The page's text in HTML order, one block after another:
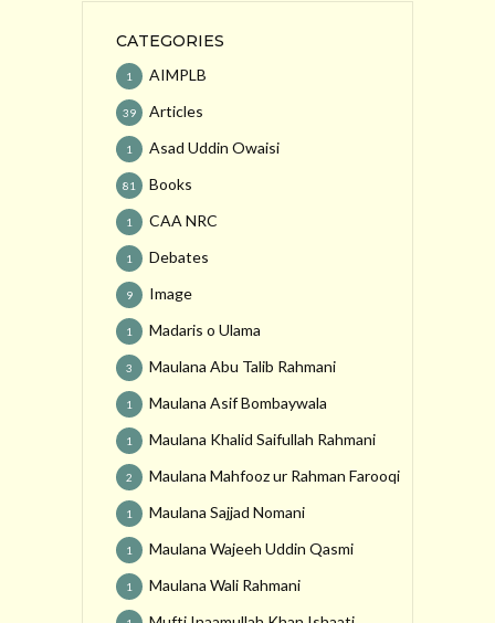
CATEGORIES
AIMPLB
1
Articles
39
Asad Uddin Owaisi
1
Books
81
CAA NRC
1
Debates
1
Image
9
Madaris o Ulama
1
Maulana Abu Talib Rahmani
3
Maulana Asif Bombaywala
1
Maulana Khalid Saifullah Rahmani
1
Maulana Mahfooz ur Rahman Farooqi
2
Maulana Sajjad Nomani
1
Maulana Wajeeh Uddin Qasmi
1
Maulana Wali Rahmani
1